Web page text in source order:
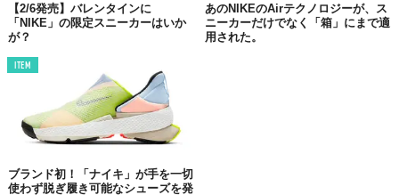
【2/6発売】バレンタインに
「NIKE」の限定スニーカーはいか
が？
あのNIKEのAirテクノロジーが、ス
ニーカーだけでなく「箱」にまで適
用された。
ITEM
ブランド初！「ナイキ」が手を一切
使わず脱ぎ履き可能なシューズを発